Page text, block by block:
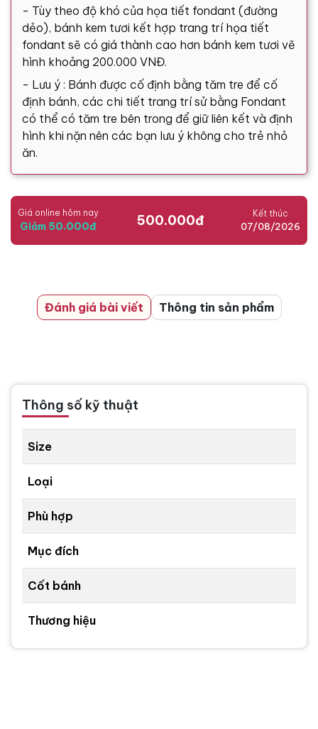
- Tùy theo độ khó của họa tiết fondant (đường
dẻo), bánh kem tươi kết hợp trang trí họa tiết
fondant sẽ có giá thành cao hơn bánh kem tươi vẽ
hình khoảng 200.000 VNĐ.
- Lưu ý : Bánh được cố định bằng tăm tre để cố
định bánh, các chi tiết trang trí sử bằng Fondant
có thể có tăm tre bên trong để giữ liên kết và định
hình khi nặn nên các bạn lưu ý không cho trẻ nhỏ
ăn.
Giá online hôm nay
Giảm 50.000đ 500.000đ Kết thúc
07/08/2026
Đánh giá bài viết Thông tin sản phẩm
Thông số kỹ thuật
Size
Loại
Phù hợp
Mục đích
Cốt bánh
Thương hiệu